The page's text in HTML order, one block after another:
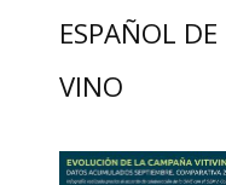
ESPAÑOL
VINO